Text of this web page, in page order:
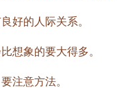
好的人际关系。
想象的要大得多。
注意方法。